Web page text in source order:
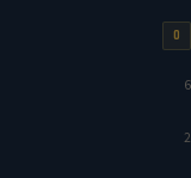
0
6
2